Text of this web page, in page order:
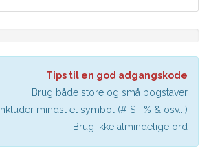
����:
Tips til en god adgangskode
Brug både store og små bogstaver
Inkluder mindst et symbol (# $ ! % & osv...)
Brug ikke almindelige ord